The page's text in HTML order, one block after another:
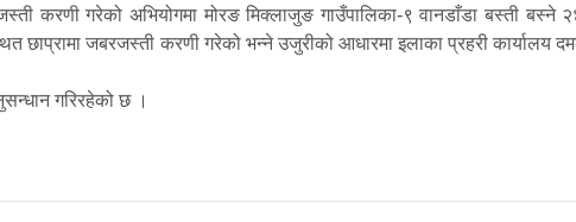
करणी गरेको अभियोगमा मोरङ मिक्लाजुङ गाउँपालिका-९ वानडाँडा बस्ती
छाप्रामा जबरजस्ती करणी गरेको भन्ने उजुरीको आधारमा इलाका प्रहरी
गरिरहेको छ ।